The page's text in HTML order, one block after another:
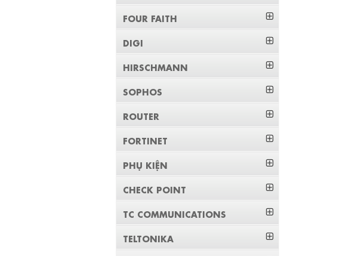
FOUR FAITH
DIGI
HIRSCHMANN
SOPHOS
ROUTER
FORTINET
PHỤ KIỆN
CHECK POINT
TC COMMUNICATIONS
TELTONIKA